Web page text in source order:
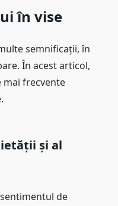
în vise
semnificații, în
În acest articol,
mai frecvente
și al
de